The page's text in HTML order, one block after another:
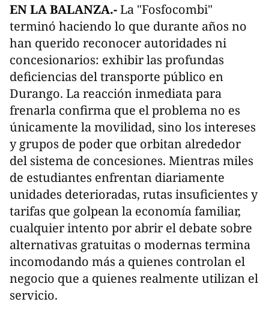
EN LA BALANZA.-La "Fosfocombi"
terminó haciendo lo que durante años no
han querido reconocer autoridades ni
concesionarios: exhibir las profundas
deficiencias del transporte público en
Durango. La reacción inmediata para
frenarla confirma que el problema no es
únicamente la movilidad, sino los intereses
y grupos de poder que orbitan alrededor
del sistema de concesiones. Mientras miles
de estudiantes enfrentan diariamente
unidades deterioradas, rutas insuficientes y
tarifas que golpean la economía familiar,
cualquier intento por abrir el debate sobre
alternativas gratuitas o modernas termina
incomodando más a quienes controlan el
negocio que a quienes realmente utilizan el
servicio.